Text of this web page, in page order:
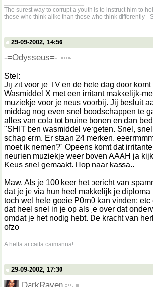
The surest way to corrupt a youth is to instruct him to
those who think alike than those who think differently -
29-09-2002, 14:56
-=Odysseus=-
Stel:
Jij zit voor je TV en de hele dag door komt
Wasmiddel X met een irritant makkelijk-
muziekje voor je neus voorbij. Jij besluit
middag nog even snel boodschappen te
alles van cola tot bruine bonen en dan
"SHIT ben wasmiddel vergeten. Snel,
schap erm. Er staan 24 merken.
moet ik nemen?" Opeens komt dat
neurien muziekje weer boven AAAH ja
Keus snel gemaakt. Hop naar kassa..
Maw. Als je 100 keer het bericht van
dat je je via hun heel makkelijk je diploma
toch wel hele goeie P0rn0 kan vinden; etc
dat heel snel in je op als je over dat
omdat je het nodig hebt. De kracht van
ofzo
A helta ar caita caimanna!
29-09-2002, 17:30
DarkRaven